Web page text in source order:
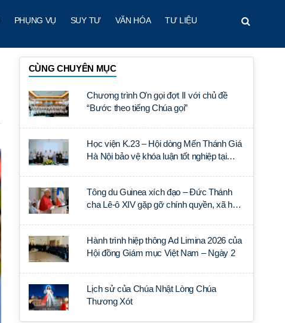
PHỤNG VỤ SUY TƯ VĂN HÓA TƯ LIỆU
CÙNG CHUYÊN MỤC
Chương trình Ơn gọi đợt II với chủ đề
“Bước theo tiếng Chúa gọi”
Học viện K.23 – Hội dòng Mến Thánh Giá
Hà Nội bảo vệ khóa luận tốt nghiệp tại
Tông du Guinea xích đạo – Đức Thánh
cha Lê-ô XIV gặp gỡ chính quyền, xã hội
Hành trình hiệp thông Ad Limina 2026 của
Hội đồng Giám mục Việt Nam – Ngày 2
Lịch sử của Chúa Nhật Lòng Chúa
Thương Xót